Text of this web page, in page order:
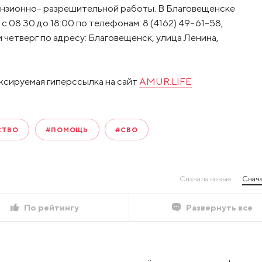
разрешительной работы. В Благовещенске
08:30 до 18:00 по телефонам: 8 (4162) 49-61-58,
по адресу: Благовещенск, улица Ленина,
гиперссылка на сайт AMUR.LIFE
#ПОМОЩЬ #СВО
Сначала новые
По рейтингу Развернуть все